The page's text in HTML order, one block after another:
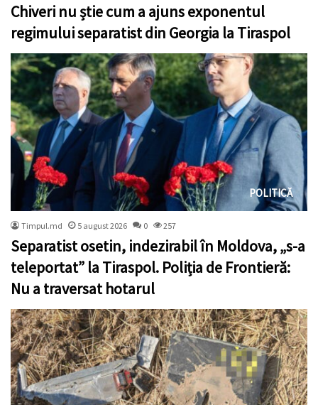
Chiveri nu știe cum a ajuns exponentul
regimului separatist din Georgia la Tiraspol
POLITICĂ
Timpul.md 5 august 2026 0 257
Separatist osetin, indezirabil în Moldova, „s-a
teleportat” la Tiraspol. Poliția de Frontieră:
Nu a traversat hotarul